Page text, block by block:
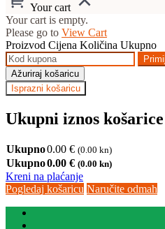
Your cart
Your cart is empty.
Please go to View Cart
Proizvod Cijena Količina Ukupno
Ažuriraj košaricu
Isprazni košaricu
Ukupni iznos košarice
Ukupno0.00 € (0.00 kn)
Ukupno0.00 € (0.00 kn)
Kreni na plaćanje
Pogledaj košaricu Naručite odmah